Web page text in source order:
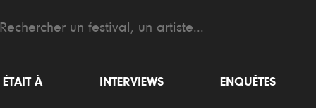
À INTERVIEWS ENQUÊTES